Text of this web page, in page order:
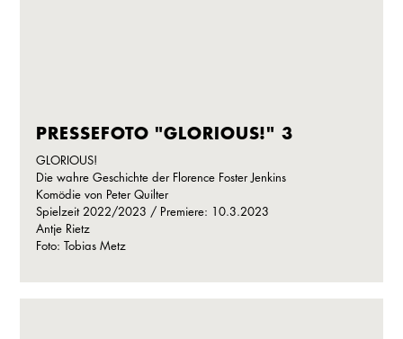
PRESSEFOTO "GLORIOUS!" 3
GLORIOUS!
Die wahre Geschichte der Florence Foster Jenkins
Komödie von Peter Quilter
Spielzeit 2022/2023 / Premiere: 10.3.2023
Antje Rietz
Foto: Tobias Metz